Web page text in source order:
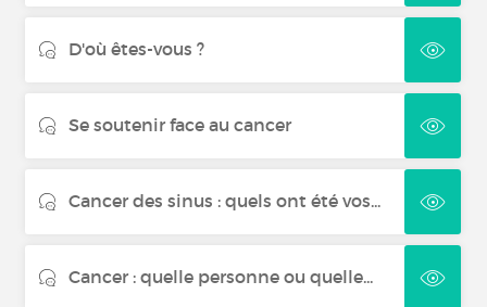
D'où êtes-vous ?
Se soutenir face au cancer
Cancer des sinus : quels ont été vos...
Cancer : quelle personne ou quelle...